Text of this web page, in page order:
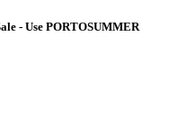
- Use PORTOSUMMER